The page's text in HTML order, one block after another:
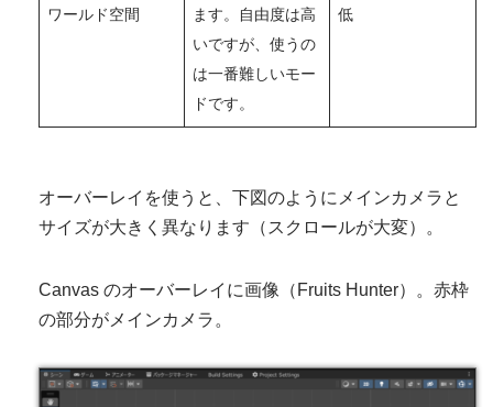
ワールド空間
ます。自由度は高
いですが、使うの
は一番難しいモー
ドです。
低
オーバーレイを使うと、下図のようにメインカメラと
サイズが大きく異なります（スクロールが大変）。
Canvas のオーバーレイに画像（Fruits Hunter）。赤枠
の部分がメインカメラ。